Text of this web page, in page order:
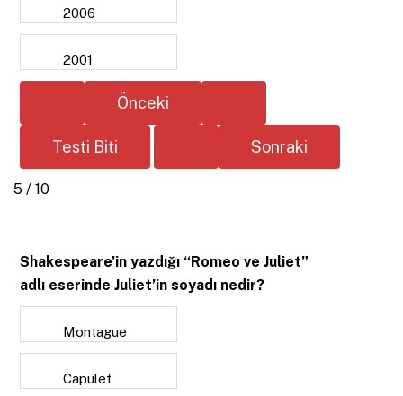
2006
2001
5 / 10
Shakespeare’in yazdığı “Romeo ve Juliet”
adlı eserinde Juliet’in soyadı nedir?
Montague
Capulet